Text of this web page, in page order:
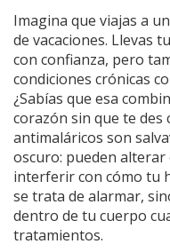
Imagina que viajas a
de vacaciones. Llevas
con confianza, pero
condiciones crónicas
¿Sabías que esa
corazón sin que te des
antimaláricos son
oscuro: pueden
interferir con cómo tu
se trata de alarmar,
dentro de tu cuerpo
tratamientos.